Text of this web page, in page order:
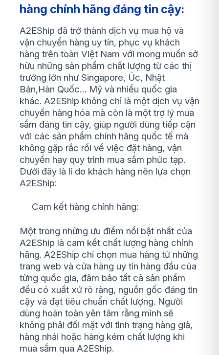
hàng chính hãng đáng tin cậy:
A2EShip đã trở thành dịch vụ mua hộ và
vận chuyển hàng uy tín, phục vụ khách
hàng trên toàn Việt Nam với mong muốn sở
hữu những sản phẩm chất lượng từ các thị
trường lớn như Singapore, Úc, Nhật
Bản,Hàn Quốc… Mỹ và nhiều quốc gia
khác. A2EShip không chỉ là một dịch vụ vận
chuyển hàng hóa mà còn là một trợ lý mua
sắm đáng tin cậy, giúp người dùng tiếp cận
với các sản phẩm chính hãng quốc tế mà
không gặp rắc rối về việc đặt hàng, vận
chuyển hay quy trình mua sắm phức tạp.
Dưới đây là lí do khách hàng nên lựa chọn
A2EShip:
Cam kết hàng chính hãng:
Một trong những ưu điểm nổi bật nhất của
A2EShip là cam kết chất lượng hàng chính
hãng. A2EShip chỉ chọn mua hàng từ những
trang web và cửa hàng uy tín hàng đầu của
từng quốc gia, đảm bảo tất cả sản phẩm
đều có xuất xứ rõ ràng, nguồn gốc đáng tin
cậy và đạt tiêu chuẩn chất lượng. Người
dùng hoàn toàn yên tâm rằng mình sẽ
không phải đối mặt với tình trạng hàng giả,
hàng nhái hoặc hàng kém chất lượng khi
mua sắm qua A2EShip.